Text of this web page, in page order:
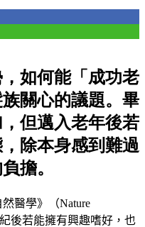
如何能「成功老
關心的議題。畢
但邁入老年後若
除本身感到難過
擔。
然醫學》（Nature
後若能擁有興趣嗜好，也